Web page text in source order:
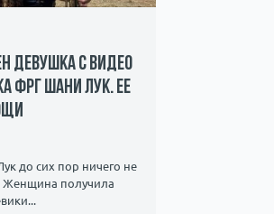
девушка с видео
ФРГ Шани Лук. Ее
до сих пор ничего не
Женщина получила